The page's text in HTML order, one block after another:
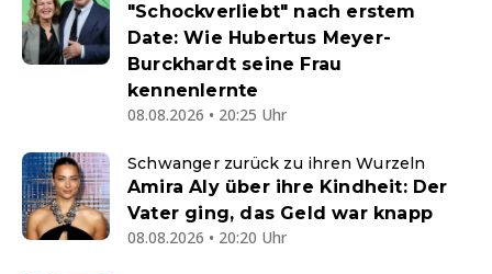
"Schockverliebt" nach erstem
Date: Wie Hubertus Meyer-
Burckhardt seine Frau
kennenlernte
08.08.2026 • 20:25 Uhr
Schwanger zurück zu ihren Wurzeln
Amira Aly über ihre Kindheit: Der
Vater ging, das Geld war knapp
08.08.2026 • 20:20 Uhr